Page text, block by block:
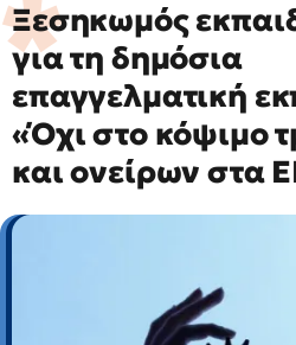
Ξεσηκωμός
για τη δημόσια
επαγγελματική
«Όχι στο κόψιμο
και ονείρων στα